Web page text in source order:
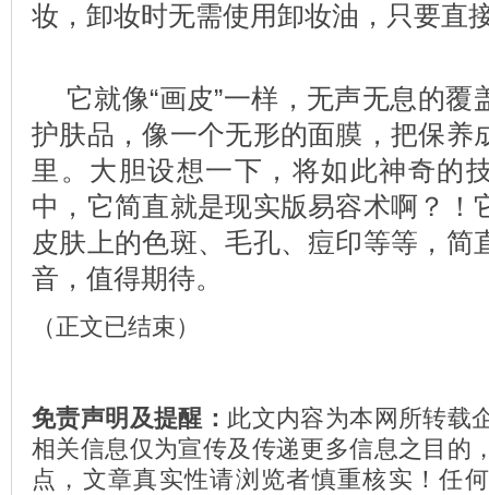
妆，卸妆时无需使用卸妆油，只要直
它就像“画皮”一样，无声无息的覆
护肤品，像一个无形的面膜，把保养
里。大胆设想一下，将如此神奇的
中，它简直就是现实版易容术啊？！
皮肤上的色斑、毛孔、痘印等等，简
音，值得期待。
（正文已结束）
免责声明及提醒： 此文内容为本网所转载
相关信息仅为宣传及传递更多信息之目的
点，文章真实性请浏览者慎重核实！任